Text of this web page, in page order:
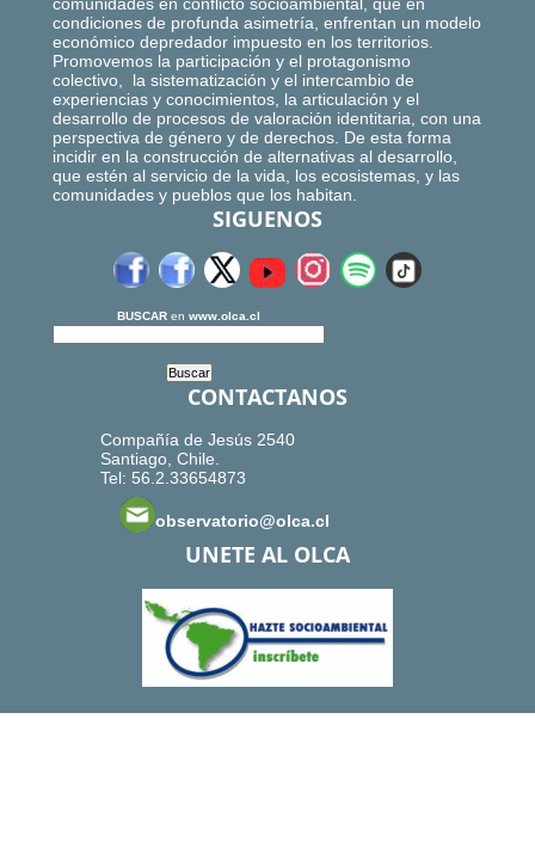
comunidades en conflicto socioambiental, que en
condiciones de profunda asimetría, enfrentan un modelo
económico depredador impuesto en los territorios.
Promovemos la participación y el protagonismo
colectivo, la sistematización y el intercambio de
experiencias y conocimientos, la articulación y el
desarrollo de procesos de valoración identitaria, con una
perspectiva de género y de derechos. De esta forma
incidir en la construcción de alternativas al desarrollo,
que estén al servicio de la vida, los ecosistemas, y las
comunidades y pueblos que los habitan.
SIGUENOS
BUSCAR en www.olca.cl
CONTACTANOS
Compañía de Jesús 2540
Santiago, Chile.
Tel: 56.2.33654873
observatorio@olca.cl
UNETE AL OLCA